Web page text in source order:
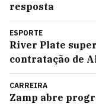
resposta
ESPORTE
River Plate
contratação de
CARREIRA
Zamp abre